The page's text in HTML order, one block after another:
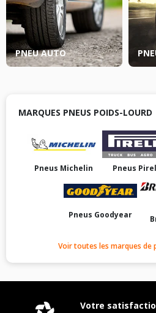
PNEU AUTO
MARQUES PNEUS POIDS-LOURD
Pneus Michelin Pneus
Pneus Goodyear
Voir toutes les marques de
Votre